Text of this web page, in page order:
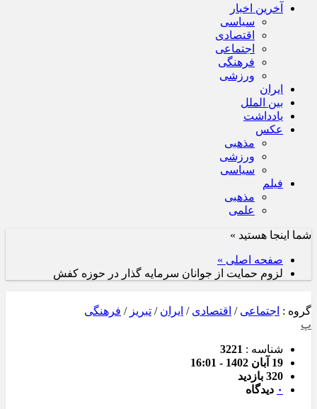
آخرین اخبار
سیاسی
اقتصادی
اجتماعی
فرهنگی
ورزشی
ایران
بین الملل
یادداشت
عکس
مذهبی
ورزشی
سیاسی
فیلم
مذهبی
علمی
شما اینجا هستید »
صفحه اصلی »
لزوم حمایت از جوانان سرمایه گذار در حوزه کفش
گروه : اجتماعی / اقتصادی / ایران / تبریز / فرهنگی
پ
شناسه : 3221
19 آبان 1402 - 16:01
320 بازدید
۰ دیدگاه